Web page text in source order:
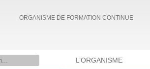
ORGANISME DE FORMATION CONTINUE
L’ORGANISME